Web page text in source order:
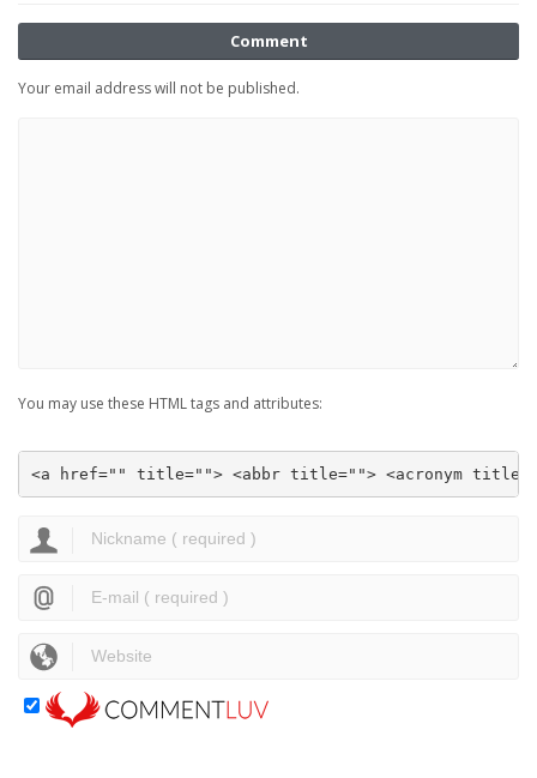
Comment
Your email address will not be published.
You may use these HTML tags and attributes:
<a href="" title=""> <abbr title=""> <acronym